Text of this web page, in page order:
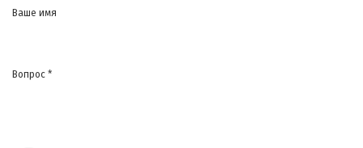
Ваше имя
Вопрос *